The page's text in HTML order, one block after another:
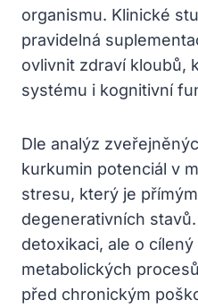
organismu. Klinické
pravidelná
ovlivnit zdraví kloubů,
systému i kognitivní
Dle analýz
kurkumin potenciál v
stresu, který je
degenerativních
detoxikaci, ale o cílený
metabolických
před chronickým